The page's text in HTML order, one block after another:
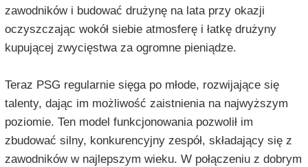
zawodników i budować drużynę na lata przy okazji
oczyszczając wokół siebie atmosferę i łatkę drużyny
kupującej zwycięstwa za ogromne pieniądze.
Teraz PSG regularnie sięga po młode, rozwijające się
talenty, dając im możliwość zaistnienia na najwyższym
poziomie. Ten model funkcjonowania pozwolił im
zbudować silny, konkurencyjny zespół, składający się z
zawodników w najlepszym wieku. W połączeniu z dobrym